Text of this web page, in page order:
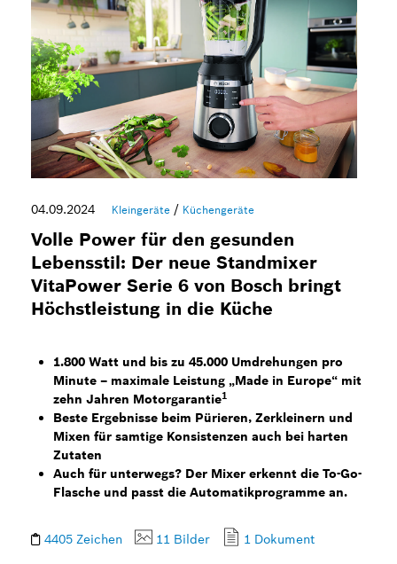
04.09.2024 Kleingeräte / Küchengeräte
Volle Power für den gesunden
Lebensstil: Der neue Standmixer
VitaPower Serie 6 von Bosch bringt
Höchstleistung in die Küche
1.800 Watt und bis zu 45.000 Umdrehungen pro
Minute – maximale Leistung „Made in Europe“ mit
zehn Jahren Motorgarantie1
Beste Ergebnisse beim Pürieren, Zerkleinern und
Mixen für samtige Konsistenzen auch bei harten
Zutaten
Auch für unterwegs? Der Mixer erkennt die To-Go-
Flasche und passt die Automatikprogramme an.
4405 Zeichen 11 Bilder 1 Dokument